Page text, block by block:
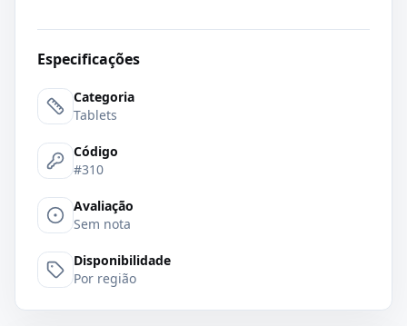
Especificações
Categoria
Tablets
Código
#310
Avaliação
Sem nota
Disponibilidade
Por região